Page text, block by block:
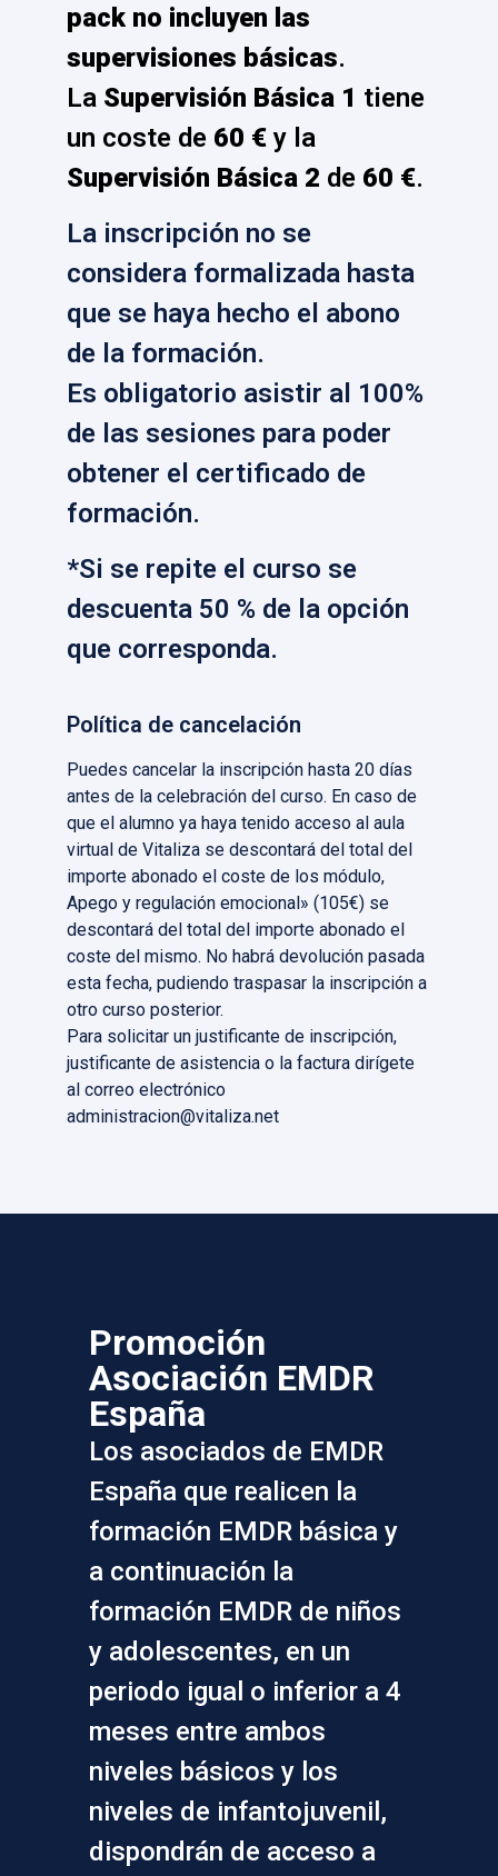
pack no incluyen las
supervisiones básicas.
La Supervisión Básica 1 tiene
un coste de 60 € y la
Supervisión Básica 2 de 60 €.
La inscripción no se
considera formalizada hasta
que se haya hecho el abono
de la formación.
Es obligatorio asistir al 100%
de las sesiones para poder
obtener el certificado de
formación.
*Si se repite el curso se
descuenta 50 % de la opción
que corresponda.
Política de cancelación
Puedes cancelar la inscripción hasta 20 días
antes de la celebración del curso. En caso de
que el alumno ya haya tenido acceso al aula
virtual de Vitaliza se descontará del total del
importe abonado el coste de los módulo,
Apego y regulación emocional» (105€) se
descontará del total del importe abonado el
coste del mismo. No habrá devolución pasada
esta fecha, pudiendo traspasar la inscripción a
otro curso posterior.
Para solicitar un justificante de inscripción,
justificante de asistencia o la factura dirígete
al correo electrónico
administracion@vitaliza.net
Promoción
Asociación EMDR
España
Los asociados de EMDR
España que realicen la
formación EMDR básica y
a continuación la
formación EMDR de niños
y adolescentes, en un
periodo igual o inferior a 4
meses entre ambos
niveles básicos y los
niveles de infantojuvenil,
dispondrán de acceso a